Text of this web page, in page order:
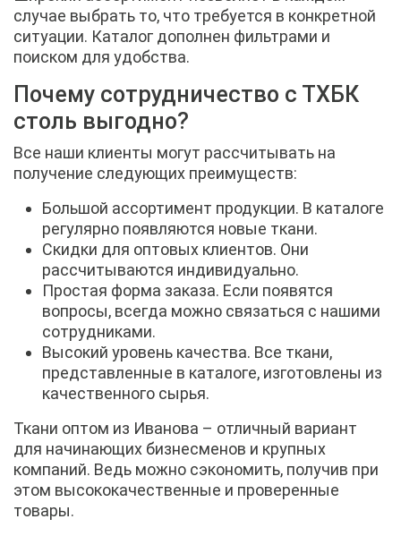
случае выбрать то, что требуется в конкретной
ситуации. Каталог дополнен фильтрами и
поиском для удобства.
Почему сотрудничество с ТХБК
столь выгодно?
Все наши клиенты могут рассчитывать на
получение следующих преимуществ:
Большой ассортимент продукции. В каталоге
регулярно появляются новые ткани.
Скидки для оптовых клиентов. Они
рассчитываются индивидуально.
Простая форма заказа. Если появятся
вопросы, всегда можно связаться с нашими
сотрудниками.
Высокий уровень качества. Все ткани,
представленные в каталоге, изготовлены из
качественного сырья.
Ткани оптом из Иванова – отличный вариант
для начинающих бизнесменов и крупных
компаний. Ведь можно сэкономить, получив при
этом высококачественные и проверенные
товары.